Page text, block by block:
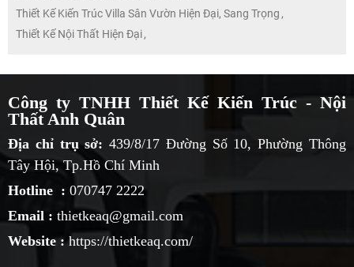
Thiết Kế Kiến Trúc Villa Sân Vườn Hiện Đại, Sang Trọng ,
Thiết Kế Nội Thất Hiện Đại,
Công ty TNHH Thiết Kế Kiến Trúc - Nội
Thất Anh Quân
Địa chỉ trụ sở: 439/8/17 Đường Số 10, Phường Thông
Tây Hội, Tp.Hồ Chí Minh
Hotline : 070747 2222
Email : thietkeaq@gmail.com
Website : https://thietkeaq.com/